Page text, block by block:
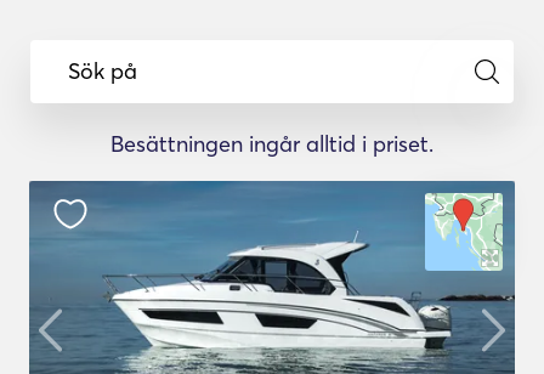
Sök på
Besättningen ingår alltid i priset.